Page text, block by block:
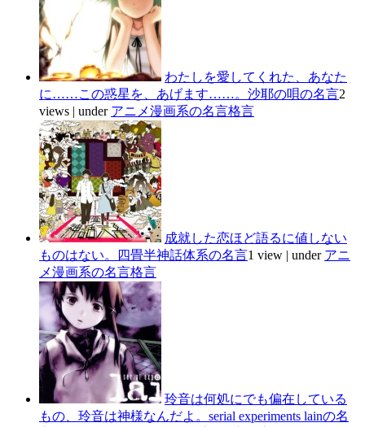
わたしを愛してくれた、あなた
に……この惑星を、あげます……。沙耶の唄の名言2
views | under アニメ漫画系の名言格言
成就した恋ほど語るに値しない
ものはない。四畳半神話体系の名言1 view | under アニ
メ漫画系の名言格言
玲音は何処にでも偏在している
もの、玲音は神様なんだよ。serial experiments lainの名